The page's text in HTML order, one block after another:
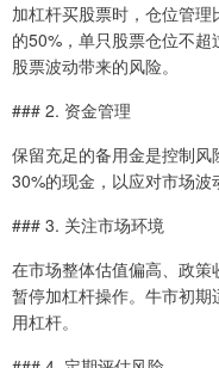
加杠杆买股票时，仓位管
的50%，单只股票仓位不
股票波动带来的风险。
### 2. 资金管理
保留充足的备用金是控制
30%的现金，以应对市场波
### 3. 关注市场环境
在市场整体估值偏高、政
暂停加杠杆操作。牛市初
用杠杆。